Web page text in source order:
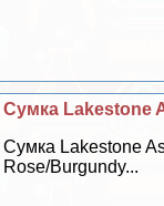
Сумка Lakestone
Сумка Lakestone
Rose/Burgundy...